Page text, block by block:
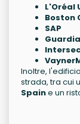
L'Oréal
Boston
SAP
Inoltre,
strada, tra cui
Spaine un